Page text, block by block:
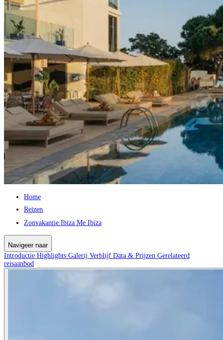
Home
Reizen
Zonvakantie Ibiza Me Ibiza
Navigeer naar
Introductie Highlights Galerij Verblijf Data & Prijzen Gerelateerd
reisaanbod